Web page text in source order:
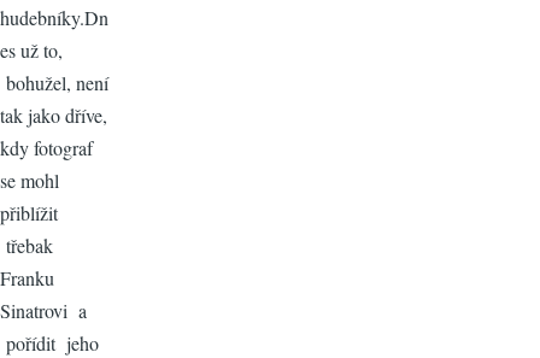
hudebníky.Dn
es už to,
bohužel, není
tak jako dříve,
kdy fotograf
se mohl
přiblížit
třebak
Franku
Sinatrovi a
pořídit jeho